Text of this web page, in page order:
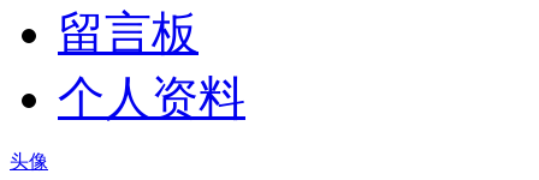
留言板
个人资料
头像